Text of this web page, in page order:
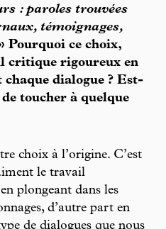
: paroles trouvées
témoignages,
Pourquoi ce choix,
critique rigoureux en
dialogue ? Est-
toucher à quelque
choix à l’origine. C’est
le travail
plongeant dans les
d’autre part en
de dialogues que nous